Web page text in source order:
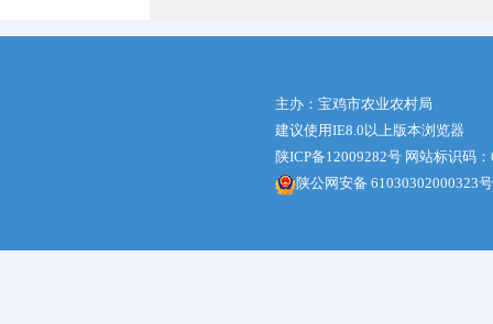
主办：宝鸡市农业农村局
建议使用IE8.0以上版本浏览器
陕ICP备12009282号 网站标识码
陕公网安备 61030302000323号